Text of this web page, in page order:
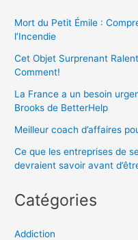
Mort du Petit Émile :
l’Incendie
Cet Objet Surprenant
Comment!
La France a un besoin
Brooks de BetterHelp
Meilleur coach d’affaires
Ce que les entreprises de
devraient savoir avant
Catégories
Addiction